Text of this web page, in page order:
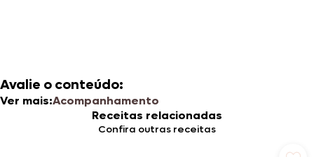
Avalie o conteúdo:
Ver mais:Acompanhamento
Receitas relacionadas
Confira outras receitas